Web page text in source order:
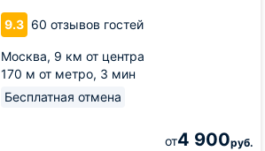
9.3 60 отзывов гостей
Москва, 9 км от центра
170 м от метро, 3 мин
Бесплатная отмена
от4 900руб.